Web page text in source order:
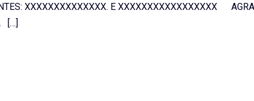
E XXXXXXXXXXXXXXXXX
[…]